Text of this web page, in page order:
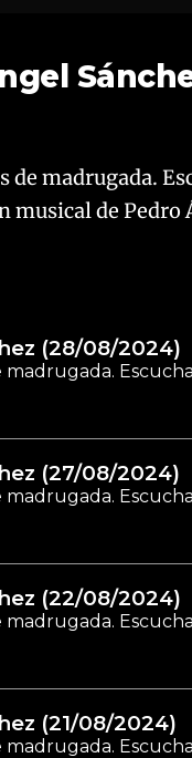
madrugada.
musical de Pedro
(28/08/2024)
(27/08/2024)
(22/08/2024)
(21/08/2024)